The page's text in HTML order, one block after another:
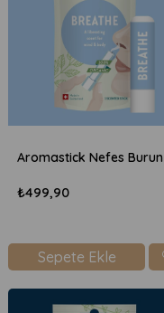
₺499,90
Sepete Ekle